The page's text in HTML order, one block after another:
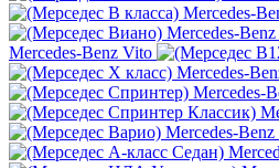
Mercedes-
Mercedes-
Mercedes-Benz Vito
Mercedes-
Mercedes-
Mercedes-